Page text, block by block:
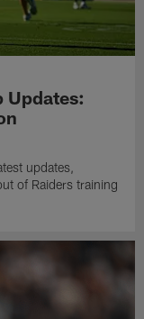
Updates:
updates,
of Raiders training